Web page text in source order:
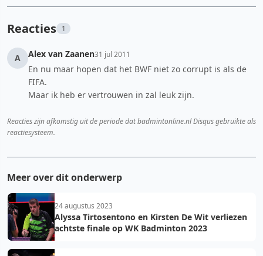
Reacties 1
A Alex van Zaanen31 jul 2011
En nu maar hopen dat het BWF niet zo corrupt is als de
FIFA.
Maar ik heb er vertrouwen in zal leuk zijn.
Reacties zijn afkomstig uit de periode dat badmintonline.nl Disqus gebruikte als
reactiesysteem.
Meer over dit onderwerp
24 augustus 2023
Alyssa Tirtosentono en Kirsten De Wit verliezen
achtste finale op WK Badminton 2023